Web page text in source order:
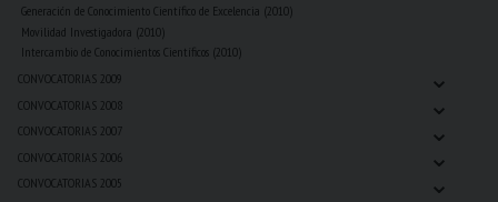
Generación de Conocimiento Científico de Excelencia (2010)
Movilidad Investigadora (2010)
Intercambio de Conocimientos Científicos (2010)
CONVOCATORIAS 2009
⌄
CONVOCATORIAS 2008 ⌄
CONVOCATORIAS 2007 ⌄
CONVOCATORIAS 2006 ⌄
CONVOCATORIAS 2005 ⌄